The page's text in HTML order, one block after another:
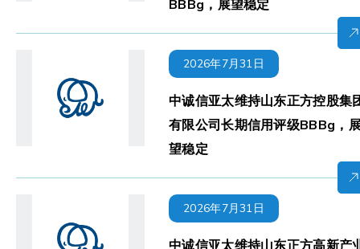
BBBg，展望稳定
2026年7月31日
中诚信亚太维持山东正方控股集
有限公司长期信用评级BBBg，
望稳定
2026年7月31日